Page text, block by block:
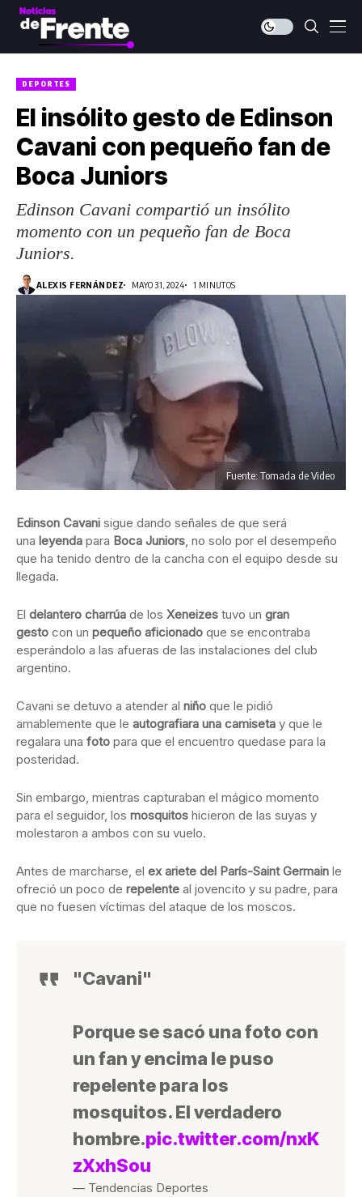
DEPORTES
El insólito gesto de Edinson
Cavani con pequeño fan de
Boca Juniors
Edinson Cavani compartió un insólito
momento con un pequeño fan de Boca
Juniors.
ALEXIS FERNÁNDEZ MAYO 31, 2024 1 MINUTOS
Fuente: Tomada de Video
Edinson Cavani sigue dando señales de que será
una leyenda para Boca Juniors, no solo por el desempeño
que ha tenido dentro de la cancha con el equipo desde su
llegada.
El delantero charrúa de los Xeneizes tuvo un gran
gesto con un pequeño aficionado que se encontraba
esperándolo a las afueras de las instalaciones del club
argentino.
Cavani se detuvo a atender al niño que le pidió
amablemente que le autografiara una camiseta y que le
regalara una foto para que el encuentro quedase para la
posteridad.
Sin embargo, mientras capturaban el mágico momento
para el seguidor, los mosquitos hicieron de las suyas y
molestaron a ambos con su vuelo.
Antes de marcharse, el ex ariete del París-Saint Germain le
ofreció un poco de repelente al jovencito y su padre, para
que no fuesen víctimas del ataque de los moscos.
"Cavani"
Porque se sacó una foto con
un fan y encima le puso
repelente para los
mosquitos. El verdadero
hombre.pic.twitter.com/nxK
zXxhSou
— Tendencias Deportes